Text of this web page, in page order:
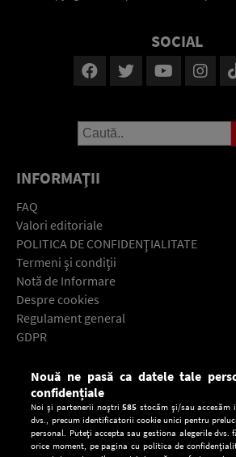
SOCIAL
INFORMAŢII
FAQ
Valori editoriale
POLITICA DE CONFIDENŢIALITATE
Termeni şi condiţii
Notă de Informare
Despre cookies
Regulament general
GDPR
Descarcă gratuit aplicaţia Europa FM
Nouă ne pasă ca datele tale
confidențiale
Noi și partenerii noștri585 stocăm și/sau
dvs., precum identificatorii cookie unici pentru
personal. Puteți accepta sau gestiona alegerile dvs.
orice moment, pe pagina cu politica de